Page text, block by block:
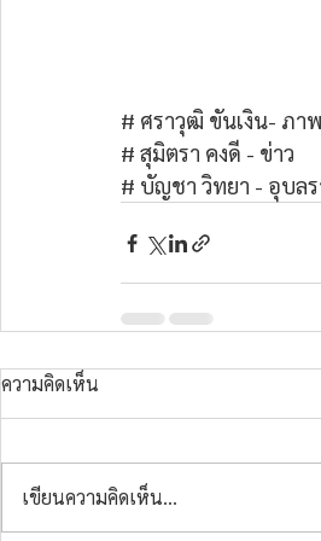
# ศราวุฒิ ขันเงิน- ภาพ
# สุมิตรา คงดี - ข่าว
# บัญชา วิทยา - อุบล
ความคิดเห็น
เขียนความคิดเห็น…